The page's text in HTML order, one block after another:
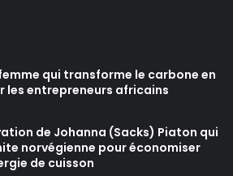
qui transforme le carbone en
les entrepreneurs africains
de Johanna (Sacks) Piaton qui
norvégienne pour économiser
de cuisson